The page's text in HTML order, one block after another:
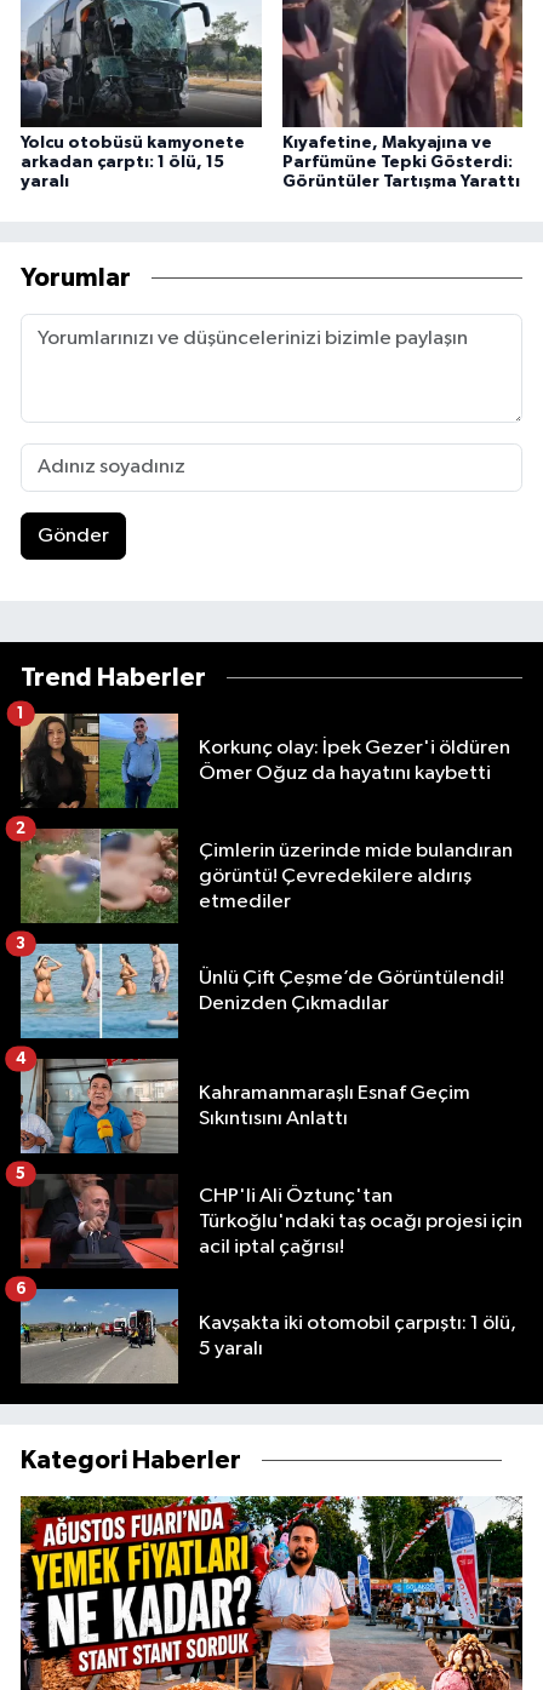
Yolcu otobüsü kamyonete
arkadan çarptı: 1 ölü, 15
yaralı
Kıyafetine, Makyajına ve
Parfümüne Tepki Gösterdi:
Görüntüler Tartışma Yarattı
Yorumlar
Gönder
Trend Haberler
Korkunç olay: İpek Gezer'i öldüren
Ömer Oğuz da hayatını kaybetti
1
Çimlerin üzerinde mide bulandıran
görüntü! Çevredekilere aldırış
etmediler
2
Ünlü Çift Çeşme’de Görüntülendi!
Denizden Çıkmadılar
3
Kahramanmaraşlı Esnaf Geçim
Sıkıntısını Anlattı
4
CHP'li Ali Öztunç'tan
Türkoğlu'ndaki taş ocağı projesi için
acil iptal çağrısı!
5
Kavşakta iki otomobil çarpıştı: 1 ölü,
5 yaralı
6
Kategori Haberler